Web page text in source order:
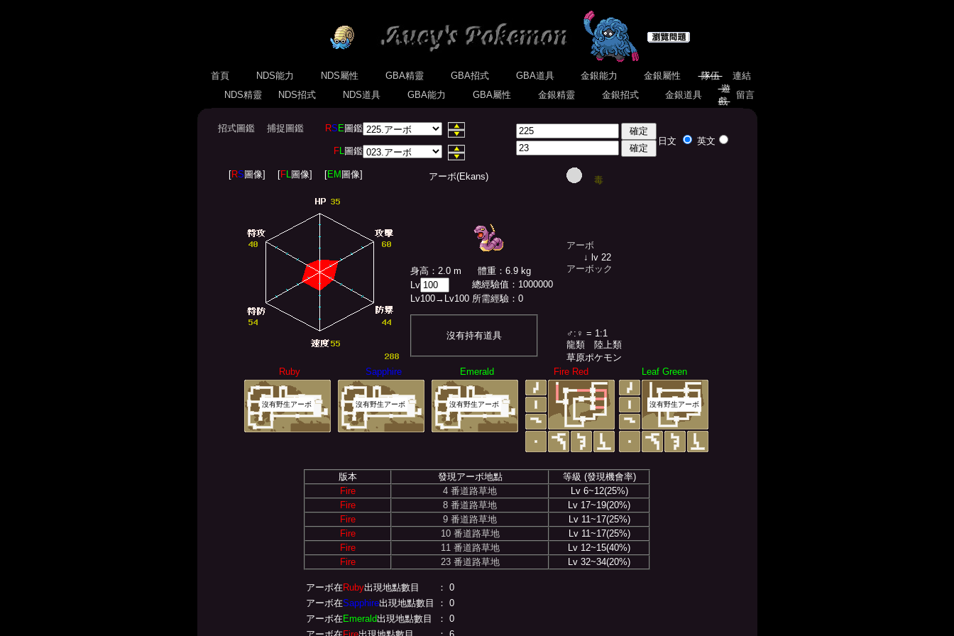
首頁 NDS能力 NDS屬性 GBA精靈 GBA招式 GBA道具 金銀能力 金銀屬性 隊伍
連結
NDS精靈
NDS招式 NDS道具 GBA能力 GBA屬性 金銀精靈 金銀招式 金銀道具
遊
戲
留言
招式圖鑑 捕捉圖鑑 RS E圖鑑
FL圖鑑
日文 英文
[RS 圖像] [FL圖像] [EM 圖像] アーボ(Ekans) 毒
身高：2.0 m
體重：6.9 kg
Lv
總經驗值 ： 1000000
Lv100→Lv100 所需經驗： 0
沒有持有道具
アーボ
↓ lv 22
アーボック
♂:♀ = 1:1
龍類
陸上類
草原ポケモン
Ruby
Sapphire Emerald Fire Red Leaf Green
沒有野生アーボ 沒有野生アーボ 沒有野生アーボ 沒有野生アーボ
版本 發現アーボ地點
等級 (發現機會率)
Fire
4 番道路草地
Lv 6~12(25%)
Fire
8 番道路草地
Lv 17~19(20%)
Fire
9 番道路草地
Lv 11~17(25%)
Fire
10 番道路草地
Lv 11~17(25%)
Fire
11 番道路草地
Lv 12~15(40%)
Fire
23 番道路草地 Lv 32~34(20%)
アーボ在Ruby出現地點數目
： 0
アーボ在Sapphire出現地點數目
： 0
アーボ在Emerald出現地點數目
： 0